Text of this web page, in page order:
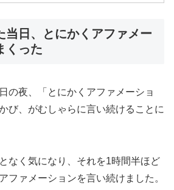
当日、とにかくアファメー
くった
の夜、「とにかくアファメーショ
び、がむしゃらに言い続けることに
なく気になり、それを1時間半ほど
ファメーションを言い続けました。